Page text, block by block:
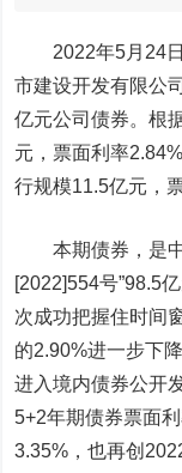
2022年5月24日
市建设开发有限公
亿元公司债券。根
元，票面利率
行规模11.5亿元，
本期债券，是中
[2022]554号”98.5
次成功把握住时间
的2.90%进一步下
进入境内债券公开
5+2年期债券票面
3.35%，也再创